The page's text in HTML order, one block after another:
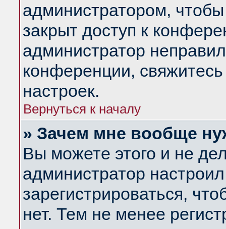
администратором,
закрыт доступ к
администратор
конференции,
настроек.
Вернуться к началу
» Зачем мне вообще
Вы можете этого и не
администратор
зарегистрироваться,
нет. Тем не менее